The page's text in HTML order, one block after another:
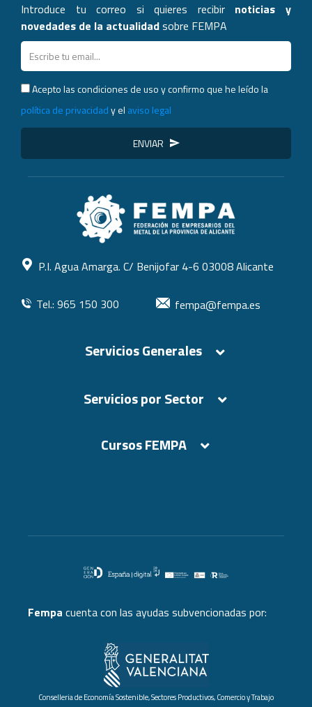
Introduce tu correo si quieres recibir noticias y
novedades de la actualidadsobre FEMPA
Acepto las condiciones de uso y confirmo que he leído la
política de privacidady el aviso legal
ENVIAR
P.I. Agua Amarga. C/ Benijofar 4-6 03008 Alicante
Tel.: 965 150 300 fempa@fempa.es
Servicios Generales
Servicios por Sector
Cursos FEMPA
Fempa cuenta con las ayudas subvencionadas por:
Conselleria de Economía Sostenible, Sectores Productivos, Comercio y Trabajo